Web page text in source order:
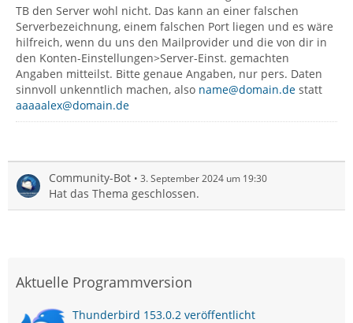
TB den Server wohl nicht. Das kann an einer falschen
Serverbezeichnung, einem falschen Port liegen und es wäre
hilfreich, wenn du uns den Mailprovider und die von dir in
den Konten-Einstellungen>Server-Einst. gemachten
Angaben mitteilst. Bitte genaue Angaben, nur pers. Daten
sinnvoll unkenntlich machen, also name@domain.de statt
aaaaalex@domain.de
Community-Bot 3. September 2024 um 19:30
Hat das Thema geschlossen.
Aktuelle Programmversion
Thunderbird 153.0.2 veröffentlicht